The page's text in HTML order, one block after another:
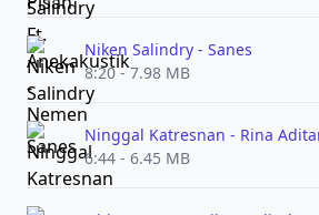
Niken Salindry - Sanes
8:20 - 7.98 MB
Ninggal Katresnan - Rina
6:44 - 6.45 MB